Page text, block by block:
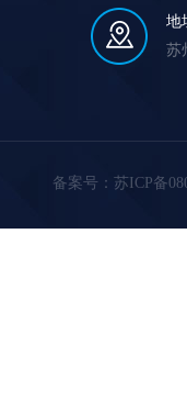
地
苏
备案号： 苏ICP备